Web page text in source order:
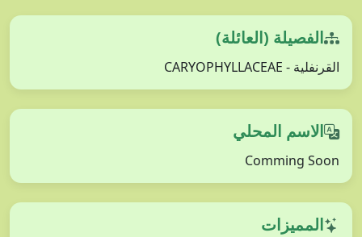
الفصيلة (العائلة)
القرنفلية - CARYOPHYLLACEAE
الاسم المحلي
Comming Soon
المميزات